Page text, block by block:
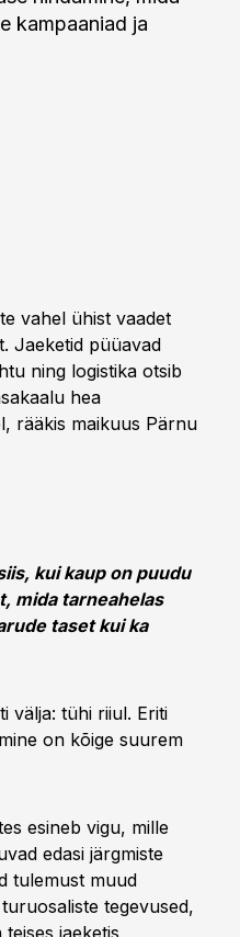
kampaaniad ja
vahel ühist vaadet
Jaeketid püüavad
ning logistika otsib
hea
rääkis maikuus Pärnu
kui kaup on puudu
mida tarneahelas
taset kui ka
välja: tühi riiul. Eriti
on kõige suurem
esineb vigu, mille
edasi järgmiste
tulemust muud
tegevused,
jaeketis